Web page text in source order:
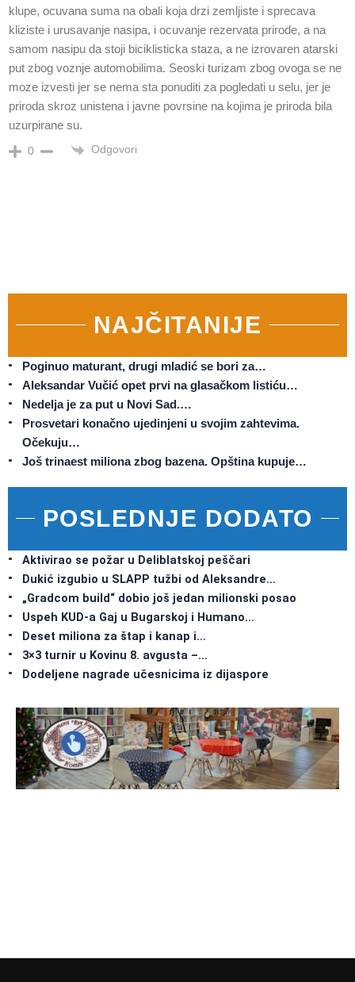
klupe, ocuvana suma na obali koja drzi zemljiste i sprecava
kliziste i urusavanje nasipa, i ocuvanje rezervata prirode, a na
samom nasipu da stoji biciklisticka staza, a ne izrovaren atarski
put zbog voznje automobilima. Seoski turizam zbog ovoga se ne
moze izvesti jer se nema sta ponuditi za pogledati u selu, jer je
priroda skroz unistena i javne povrsine na kojima je priroda bila
uzurpirane su.
0 Odgovori
NAJČITANIJE
Poginuo maturant, drugi mladić se bori za…
Aleksandar Vučić opet prvi na glasačkom listiću…
Nedelja je za put u Novi Sad.…
Prosvetari konačno ujedinjeni u svojim zahtevima.
Očekuju…
Još trinaest miliona zbog bazena. Opština kupuje…
POSLEDNJE DODATO
Aktivirao se požar u Deliblatskoj peščari
Dukić izgubio u SLAPP tužbi od Aleksandre…
„Gradcom build“ dobio još jedan milionski posao
Uspeh KUD-a Gaj u Bugarskoj i Humano…
Deset miliona za štap i kanap i…
3×3 turnir u Kovinu 8. avgusta –…
Dodeljene nagrade učesnicima iz dijaspore